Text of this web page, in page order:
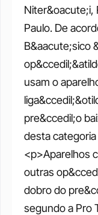
Niter&oacute;i,
Paulo. De
B&aacute;sico
usam o
pre&ccedil;o
desta
<p>Aparelhos
outras
dobro do
segundo a Pro